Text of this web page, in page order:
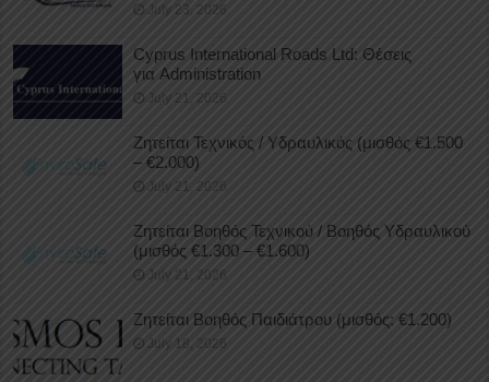
July 23, 2026
Cyprus International Roads Ltd: Θέσεις
για Administration
July 21, 2026
Ζητείται Τεχνικός / Υδραυλικός (μισθός €1.500
– €2.000)
July 21, 2026
Ζητείται Βοηθός Τεχνικού / Βοηθός Υδραυλικού
(μισθός €1.300 – €1.600)
July 21, 2026
Ζητείται Βοηθός Παιδιάτρου (μισθός: €1.200)
July 18, 2026